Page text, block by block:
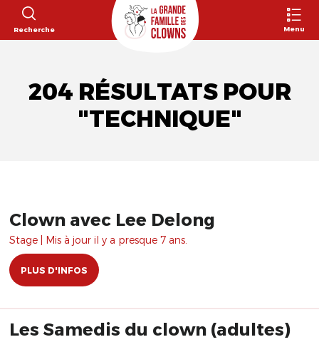
Recherche Menu
204 RÉSULTATS POUR
"TECHNIQUE"
Clown avec Lee Delong
Stage | Mis à jour il y a presque 7 ans.
PLUS D'INFOS
Les Samedis du clown (adultes)